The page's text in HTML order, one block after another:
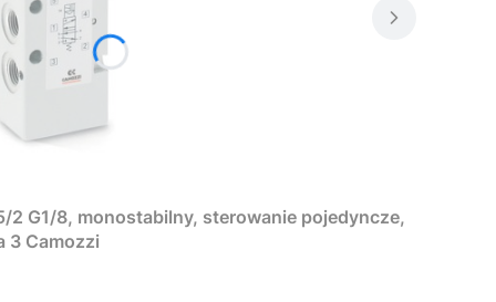
G1/8, monostabilny, sterowanie pojedyncze,
3 Camozzi